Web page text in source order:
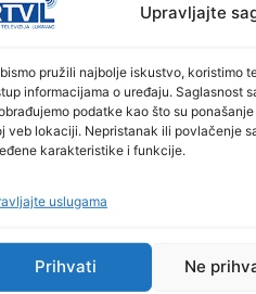
Upravljajte
pružili najbolje iskustvo, koristimo
informacijama o uređaju. Saglasnost
podatke kao što su
veb lokaciji. Nepristanak ili povlačenje
karakteristike i funkcije.
uslugama
Prihvati Ne
pogađa multiple dijelove
u migreni. Brojna su
se šabloni migrene
adekvatnih informacija